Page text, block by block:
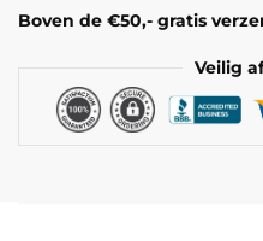
Boven de €50,- gratis
Veilig